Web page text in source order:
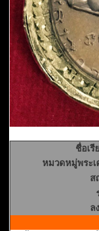
ชื่อเรี
หมวดหมู่พระเ
ส
ล